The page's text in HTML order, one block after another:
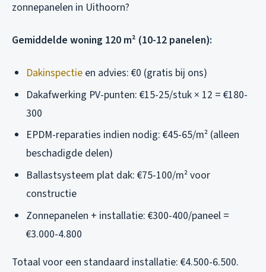
zonnepanelen in Uithoorn?
Gemiddelde woning 120 m² (10-12 panelen):
Dakinspectie en advies: €0 (gratis bij ons)
Dakafwerking PV-punten: €15-25/stuk × 12 = €180-
300
EPDM-reparaties indien nodig: €45-65/m² (alleen
beschadigde delen)
Ballastsysteem plat dak: €75-100/m² voor
constructie
Zonnepanelen + installatie: €300-400/paneel =
€3.000-4.800
Totaal voor een standaard installatie: €4.500-6.500.